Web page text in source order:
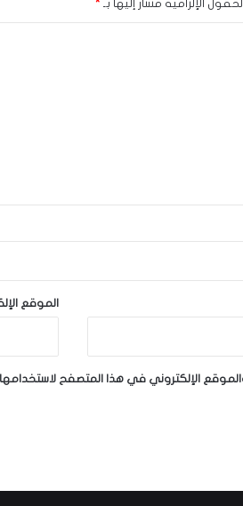
الإلزامية مشار إليها بـ *
الموقع
الإلكتروني في هذا المتصفح